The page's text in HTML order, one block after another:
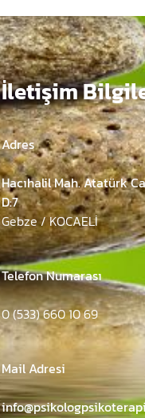
İletişim
Adres
Hacıhalil Mah. Atatürk
D:7
Gebze / KOCAELİ
Telefon Numarası
0 (533) 660 10 69
Mail Adresi